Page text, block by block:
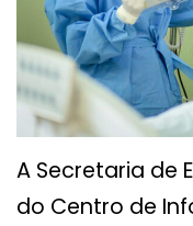
A Secretaria de
do Centro de